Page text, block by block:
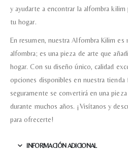
y ayudarte a encontrar la alfombra
tu hogar.
En resumen, nuestra Alfombra Kilim es
alfombra; es una pieza de arte que
hogar. Con su diseño único, calidad
opciones disponibles en nuestra
seguramente se convertirá en una
durante muchos años. ¡Visítanos y
para ofrecerte!
INFORMACIÓN ADICIONAL